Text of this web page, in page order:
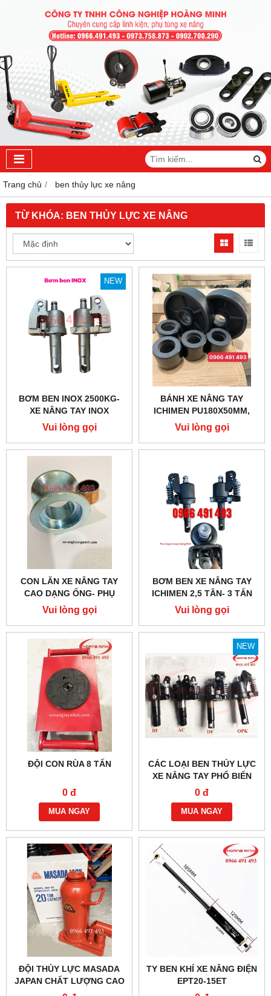
Trang chủ ben thủy lực xe nâng
TỪ KHÓA: BEN THỦY LỰC XE NÂNG
NEW
BƠM BEN INOX 2500KG-
XE NÂNG TAY INOX
Vui lòng gọi
BÁNH XE NÂNG TAY
ICHIMEN PU180X50MM,
PU80X70MM CHÍNH HÃNG
Vui lòng gọi
CON LĂN XE NÂNG TAY
CAO DẠNG ỐNG- PHỤ
TÙNG XE NÂNG CHÍNH
HÃNG
Vui lòng gọi
BƠM BEN XE NÂNG TAY
ICHIMEN 2,5 TÂN- 3 TẤN
Vui lòng gọi
ĐỘI CON RÙA 8 TẤN
0 đ
MUA NGAY
NEW
CÁC LOẠI BEN THỦY LỰC
XE NÂNG TAY PHỔ BIẾN
HIỆN NAY
0 đ
MUA NGAY
ĐỘI THỦY LỰC MASADA
JAPAN CHẤT LƯỢNG CAO
TY BEN KHÍ XE NÂNG ĐIỆN
EPT20-15ET